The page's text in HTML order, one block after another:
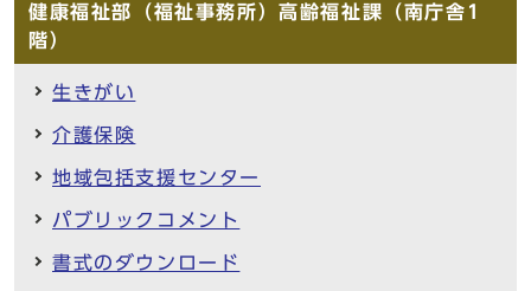
健康福祉部（福祉事務所）高齢福祉課（南庁舎1
階）
生きがい
介護保険
地域包括支援センター
パブリックコメント
書式のダウンロード